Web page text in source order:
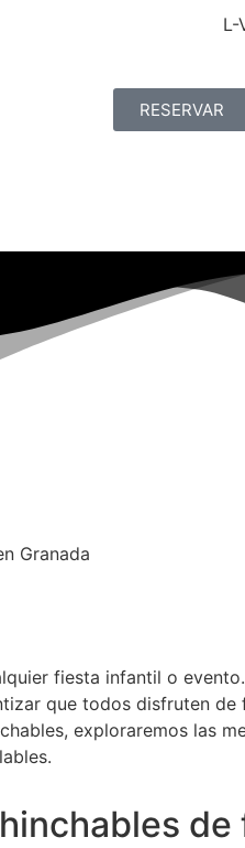
L-
RESERVAR
fiesta infantil o
que todos disfruten de
exploraremos las
de